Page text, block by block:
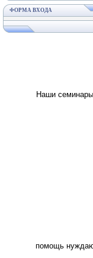
ФОРМА ВХОДА
Наши
помощь